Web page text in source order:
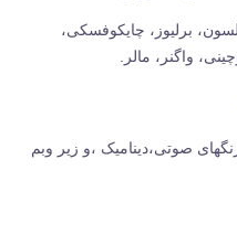
برلیوز، چایکوفسکی،
واگنر، مالر.
صوتی،دینامیک ،و زیر وبم